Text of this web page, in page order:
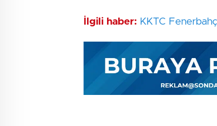
İlgili haber: KKTC